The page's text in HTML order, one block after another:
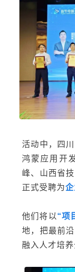
活动中，四
鸿蒙应用开
峰、山西省
正式受聘为
他们将以 “项
地，把最前
融入人才培养